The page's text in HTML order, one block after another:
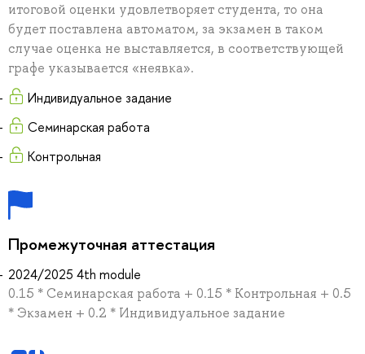
итоговой оценки удовлетворяет студента, то она
будет поставлена автоматом, за экзамен в таком
случае оценка не выставляется, в соответствующей
графе указывается «неявка».
Индивидуальное задание
Семинарская работа
Контрольная
Промежуточная аттестация
2024/2025 4th module
0.15 * Семинарская работа + 0.15 * Контрольная + 0.5
* Экзамен + 0.2 * Индивидуальное задание